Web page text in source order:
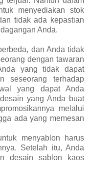
menyediakan stok
tidak ada kepastian
Anda.
dan Anda tidak
dengan tawaran
yang tidak dapat
seseorang terhadap
yang dapat Anda
yang Anda buat
melalui
ada yang memesan
menyablon harus
Setelah itu, Anda
desain sablon kaos